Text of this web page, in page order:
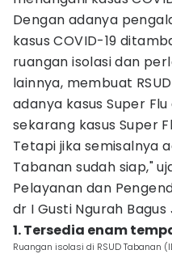
Dengan adanya
kasus COVID-19
ruangan isolasi dan
lainnya, membuat
adanya kasus Super
sekarang kasus Super
Tetapi jika semisalnya
Tabanan sudah siap,"
Pelayanan dan
dr I Gusti Ngurah
1. Tersedia enam
Ruangan isolasi di RSUD Tabanan